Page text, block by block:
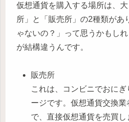
仮想通貨を購入する場所は、大
所」と「販売所」の2種類があ
ゃないの？」って思うかもし
が結構違うんです。
販売所
これは、コンビニでおに
ージです。仮想通貨交換
で、直接仮想通貨を売買し